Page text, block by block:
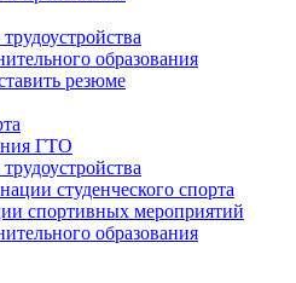
образования
резюме
ГТО
студенческого спорта
спортивных мероприятий
образования